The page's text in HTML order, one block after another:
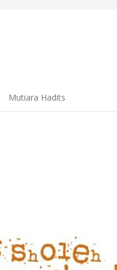
Mutiara Hadits